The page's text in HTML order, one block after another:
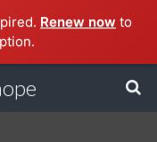
Renew now to